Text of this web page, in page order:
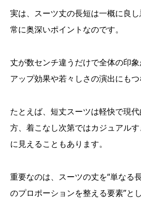
実は、スーツ丈の長短は一概に良
常に奥深いポイントなのです。
丈が数センチ違うだけで全体の印
アップ効果や若々しさの演出にもつ
たとえば、短丈スーツは軽快で現
方、着こなし次第ではカジュアル
に見えることもあります。
重要なのは、スーツの丈を“単なる
のプロポーションを整える要素”と